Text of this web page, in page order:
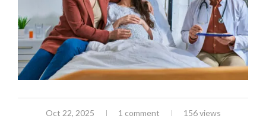
Oct 22, 2025 1 comment 156 views